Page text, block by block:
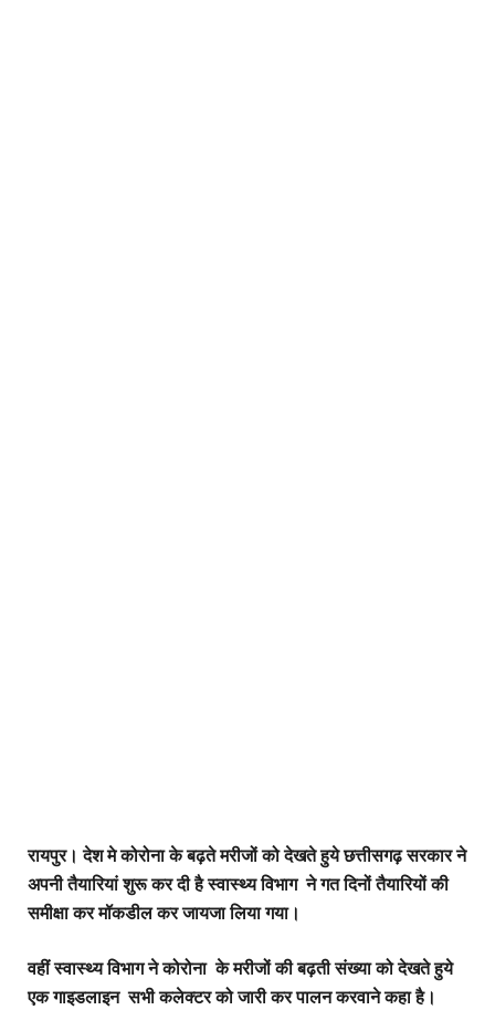
रायपुर। देश मे कोरोना के बढ़ते मरीजों को देखते हुये छत्तीसगढ़ सरकार ने
अपनी तैयारियां शुरू कर दी है स्वास्थ्य विभाग ने गत दिनों तैयारियों की
समीक्षा कर मॉकडील कर जायजा लिया गया।
वहीं स्वास्थ्य विभाग ने कोरोना के मरीजों की बढ़ती संख्या को देखते हुये
एक गाइडलाइन सभी कलेक्टर को जारी कर पालन करवाने कहा है।